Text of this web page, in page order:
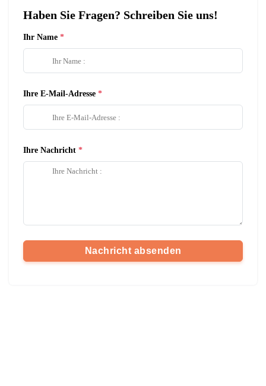
Haben Sie Fragen? Schreiben Sie uns!
Ihr Name
Ihre E-Mail-Adresse
Ihre Nachricht
Nachricht absenden